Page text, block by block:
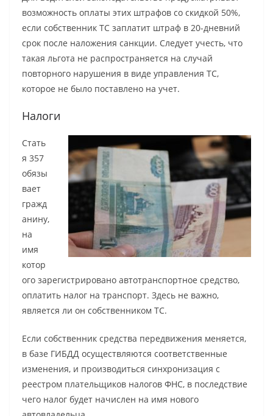
возможность оплаты этих штрафов со скидкой 50%,
если собственник ТС заплатит штраф в 20-дневний
срок после наложения санкции. Следует учесть, что
такая льгота не распространяется на случай
повторного нарушения в виде управления ТС,
которое не было поставлено на учет.
Налоги
Стать
я 357
обязы
вает
гражд
анину,
на
имя
котор
ого зарегистрировано автотранспортное средство,
оплатить налог на транспорт. Здесь не важно,
является ли он собственником ТС.
Если собственник средства передвижения меняется,
в базе ГИБДД осуществляются соответственные
изменения, и производиться синхронизация с
реестром плательщиков налогов ФНС, в последствие
чего налог будет начислен на имя нового